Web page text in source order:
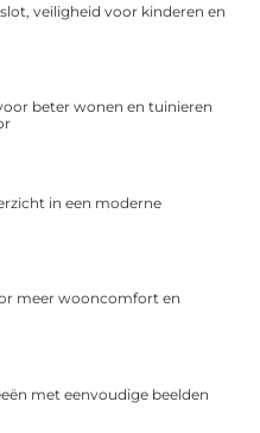
veiligheid voor kinderen en
beter wonen en tuinieren
in een moderne
meer wooncomfort en
met eenvoudige beelden